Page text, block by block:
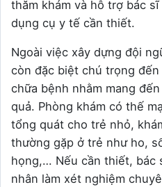
thăm khám và hỗ trợ bác
dụng cụ y tế cần thiết.
Ngoài việc xây dựng đội
còn đặc biệt chú trọng
chữa bệnh nhằm mang
quả. Phòng khám có thế
tổng quát cho trẻ nhỏ,
thường gặp ở trẻ như ho,
họng,… Nếu cần thiết, bác
nhân làm xét nghiệm